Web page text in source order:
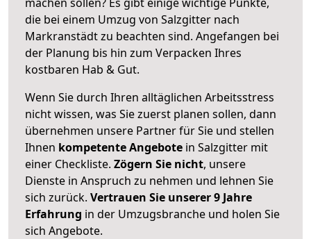
die bei einem Umzug von Salzgitter nach
Markranstädt zu beachten sind. Angefangen bei
der Planung bis hin zum Verpacken Ihres
kostbaren Hab & Gut.
Wenn Sie durch Ihren alltäglichen Arbeitsstress
nicht wissen, was Sie zuerst planen sollen, dann
übernehmen unsere Partner für Sie und stellen
Ihnen kompetente Angebote in Salzgitter mit
einer Checkliste. Zögern Sie nicht, unsere
Dienste in Anspruch zu nehmen und lehnen Sie
sich zurück. Vertrauen Sie unserer 9 Jahre
Erfahrung in der Umzugsbranche und holen Sie
sich Angebote.